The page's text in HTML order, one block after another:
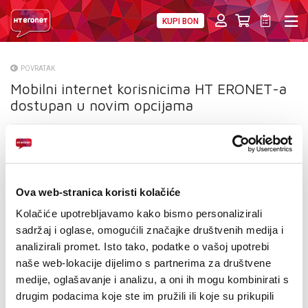
Ova web-stranica koristi kolačiće
Kolačiće upotrebljavamo kako bismo personalizirali
sadržaj i oglase, omogućili značajke društvenih medija i
analizirali promet. Isto tako, podatke o vašoj upotrebi
naše web-lokacije dijelimo s partnerima za društvene
medije, oglašavanje i analizu, a oni ih mogu kombinirati s
drugim podacima koje ste im pružili ili koje su prikupili
KUPI BON
O NAMA
NATJEČAJI
KONTAKTI
MOJ PROFIL
E-RAČUN
POVRATAK
Mobilni internet korisnicima HT ERONET-a
dostupan u novim opcijama